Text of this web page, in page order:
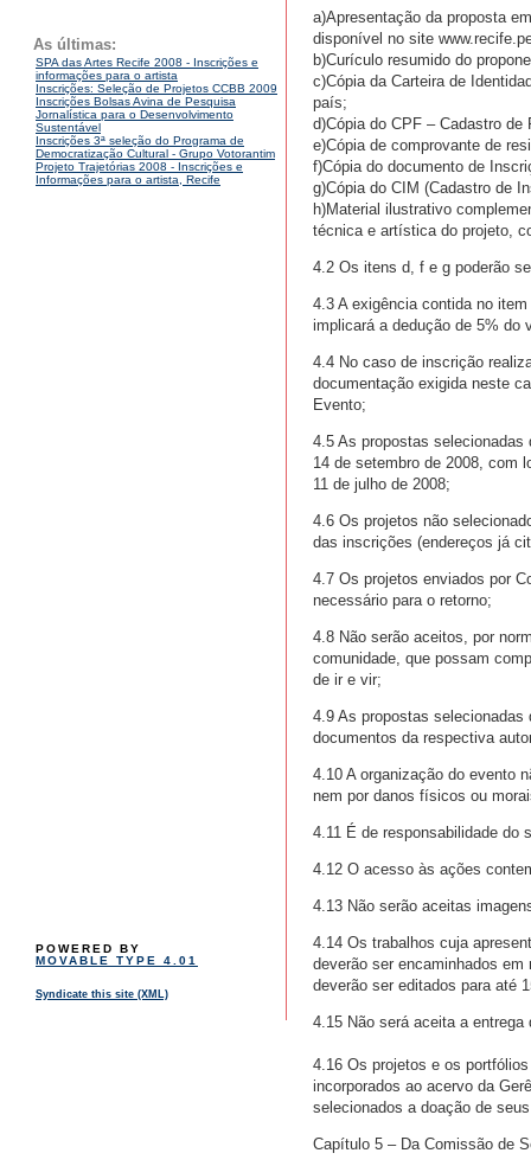
As últimas:
SPA das Artes Recife 2008 - Inscrições e
informações para o artista
Inscrições: Seleção de Projetos CCBB 2009
Inscrições Bolsas Avina de Pesquisa
Jornalística para o Desenvolvimento
Sustentável
Inscrições 3ª seleção do Programa de
Democratização Cultural - Grupo Votorantim
Projeto Trajetórias 2008 - Inscrições e
Informações para o artista, Recife
POWERED BY
MOVABLE TYPE 4.01
Syndicate this site (XML)
a)Apresentação da proposta
disponível no site
b)Curículo resumido do
c)Cópia da Carteira de
país;
d)Cópia do CPF – Cadastro
e)Cópia de comprovante de
f)Cópia do documento de
g)Cópia do CIM (Cadastro de
h)Material ilustrativo
técnica e artística do projeto,
4.2 Os itens d, f e g poderão
4.3 A exigência contida no
implicará a dedução de 5% do
4.4 No caso de inscrição
documentação exigida neste
Evento;
4.5 As propostas
14 de setembro de 2008, com
11 de julho de 2008;
4.6 Os projetos não
das inscrições (endereços já
4.7 Os projetos enviados por
necessário para o retorno;
4.8 Não serão aceitos, por
comunidade, que possam
de ir e vir;
4.9 As propostas
documentos da respectiva
4.10 A organização do evento
nem por danos físicos ou
4.11 É de responsabilidade do
4.12 O acesso às ações
4.13 Não serão aceitas
4.14 Os trabalhos cuja
deverão ser encaminhados
deverão ser editados para até
4.15 Não será aceita a
4.16 Os projetos e os
incorporados ao acervo da
selecionados a doação de
Capítulo 5 – Da Comissão de